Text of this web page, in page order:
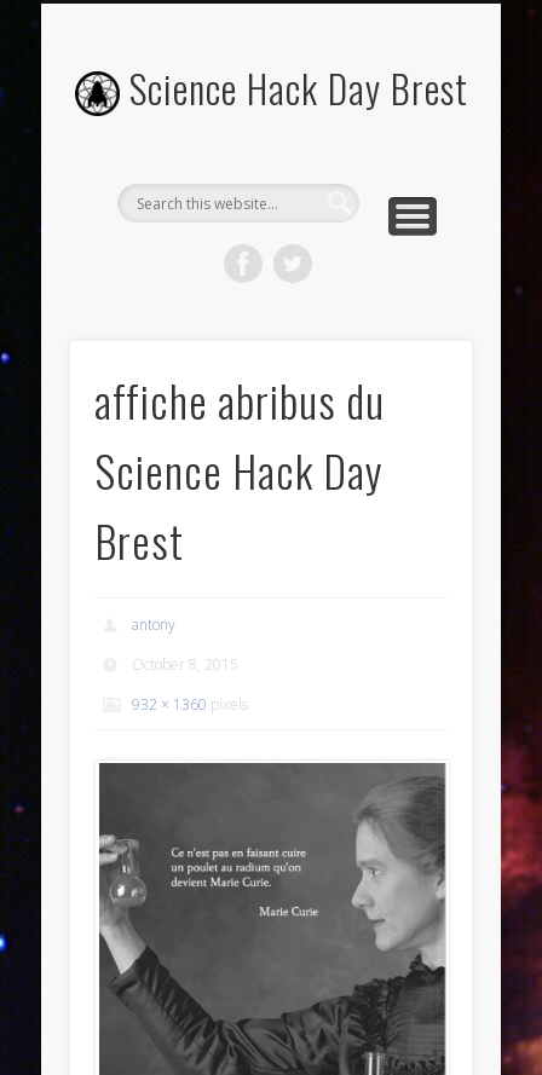
Science Hack Day Brest
affiche abribus du
Science Hack Day
Brest
antony
October 8, 2015
932 × 1360 pixels